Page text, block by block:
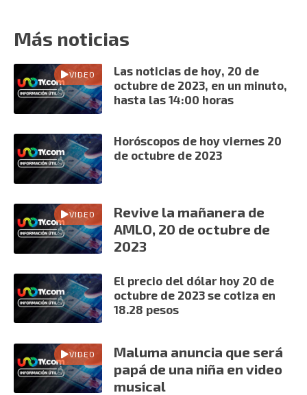
Más noticias
VIDEO
Las noticias de hoy, 20 de
octubre de 2023, en un minuto,
hasta las 14:00 horas
Horóscopos de hoy viernes 20
de octubre de 2023
VIDEO
Revive la mañanera de
AMLO, 20 de octubre de
2023
El precio del dólar hoy 20 de
octubre de 2023 se cotiza en
18.28 pesos
VIDEO
Maluma anuncia que será
papá de una niña en video
musical